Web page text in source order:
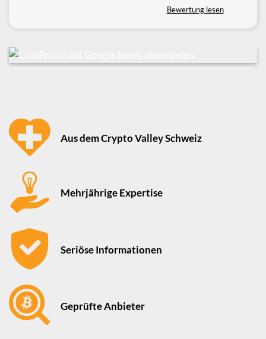
Bewertung lesen
Aus dem Crypto Valley Schweiz
Mehrjährige Expertise
Seriöse Informationen
Geprüfte Anbieter